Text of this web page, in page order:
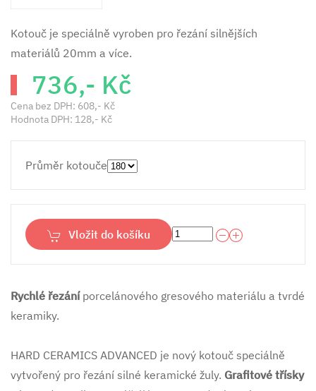
Kotouč je speciálně vyroben pro řezání silnějších
materiálů 20mm a více.
736,- Kč
Cena bez DPH: 608,- Kč
Hodnota DPH: 128,- Kč
Průměr kotouče
Vložit do košíku
Rychlé řezáníporcelánového gresového materiálu a tvrdé
keramiky.
HARD CERAMICS ADVANCED je nový kotouč speciálně
vytvořený pro řezání silné keramické žuly. Grafitové třísky